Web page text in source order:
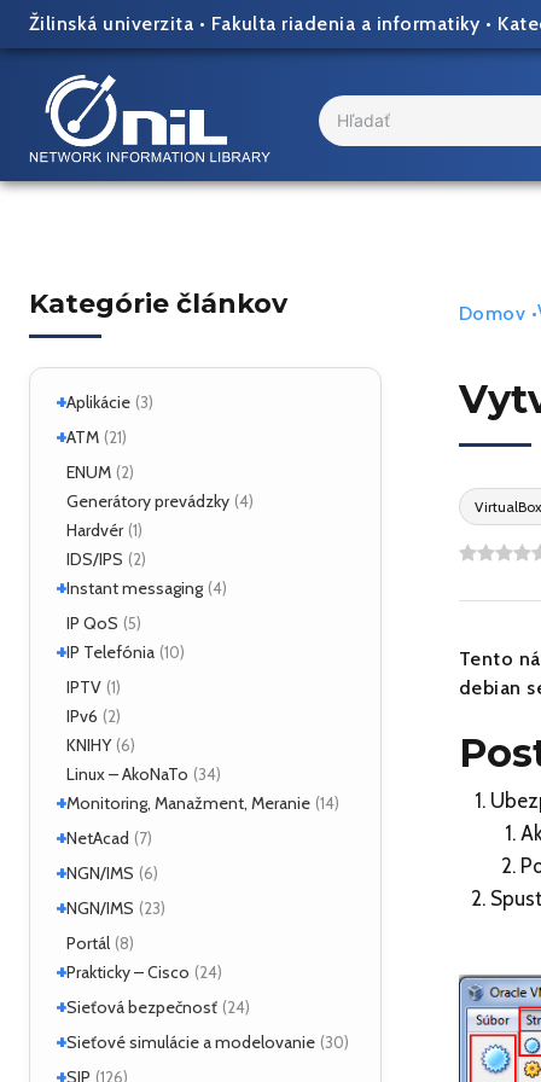
Skip
to
content
Žilinská univerzita • Fakulta riadenia a informatiky •
Search
...
Kategórie článkov
+Aplikácie (3)
Linux
+ATM (21)
ATM Linux
+Hardvér (6)
ENUM (2)
Generátory prevádzky (4)
Hardvér (1)
IDS/IPS (2)
+Instant messaging (4)
SIMPLE
XMPP (2)
IP QoS (5)
+IP Telefónia (10)
VoIP
IPTV (1)
IPv6 (2)
KNIHY (6)
Linux – AkoNaTo (34)
+Monitoring, Manažment, Meranie (14)
Nástroje
NetFlow
SNMP
+NetAcad (7)
CCNA
Príklady
+NGN/IMS (6)
Kamailio IMS
OpenIMSCore
+NGN/IMS (23)
Kamailio IMS
OpenIMSCore
Portál (8)
+Prakticky – Cisco (24)
ASA (1)
Monitoring
+Sieťová bezpečnosť (24)
Analyzátory (1)
Moloch
+Sieťové simulácie a modelovanie (30)
Dynamips/Dynagen
+SIP (126)
Domov •
VirtualBox
Tento
debian